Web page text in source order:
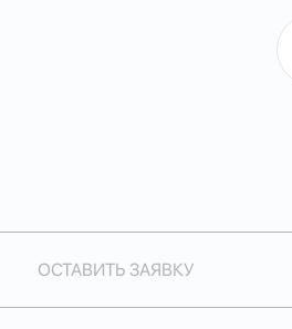
ОСТАВИТЬ ЗАЯВКУ